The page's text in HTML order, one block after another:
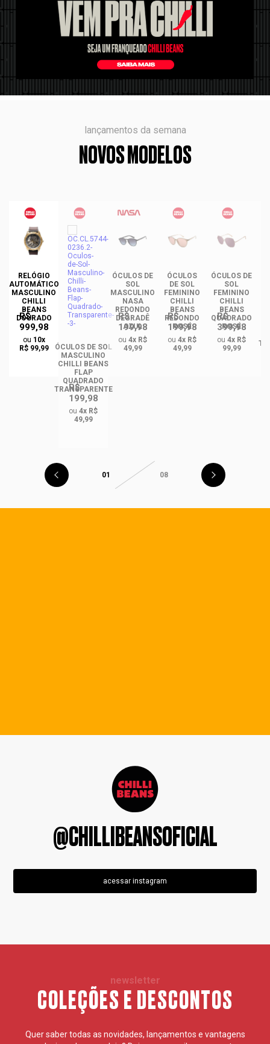
lançamentos da semana
NOVOS MODELOS
RELÓGIO
AUTOMÁTICO
MASCULINO
CHILLI
BEANS
DOURADO
R$
999,98
ou 10x
R$ 99,99
ÓCULOS DE SOL
MASCULINO
CHILLI BEANS
FLAP
QUADRADO
TRANSPARENTE
R$
199,98
ou 4x R$
49,99
ÓCULOS DE
SOL
MASCULINO
NASA
REDONDO
DEGRADÊ
AZUL
R$
199,98
ou 4x R$
49,99
ÓCULOS
DE SOL
FEMININO
CHILLI
BEANS
REDONDO
ROSÉ
R$
199,98
ou 4x R$
49,99
ÓCULOS DE
SOL
FEMININO
CHILLI
BEANS
QUADRADO
ROSÉ
R$
399,98
ou 4x R$
99,99
01 08
@CHILLIBEANSOFICIAL
acessar instagram
newsletter
COLEÇÕES E DESCONTOS
Quer saber todas as novidades, lançamentos e vantagens